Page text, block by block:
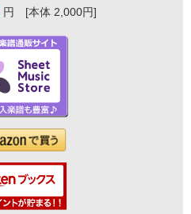
円 [本体 2,000円]